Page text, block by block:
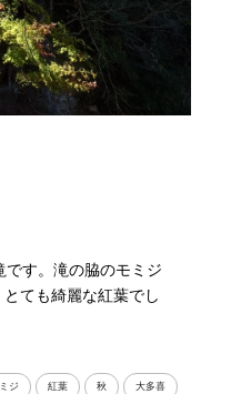
です。滝の脇のモミジ
ても綺麗な紅葉でし
ジ 紅葉 秋 大多喜